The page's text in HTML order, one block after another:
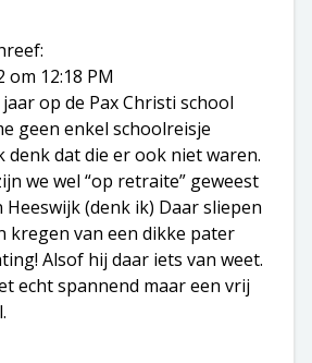
om 12:18 PM
op de Pax Christi school
geen enkel schoolreisje
denk dat die er ook niet waren.
we wel “op retraite” geweest
(denk ik) Daar sliepen
kregen van een dikke pater
Alsof hij daar iets van weet.
echt spannend maar een vrij